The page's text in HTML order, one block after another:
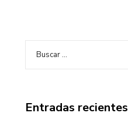
Entradas recientes